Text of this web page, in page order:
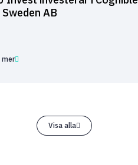
AB
mer
Visa alla